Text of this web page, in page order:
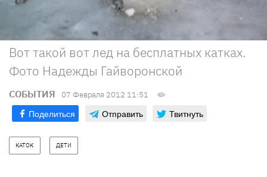
Вот такой вот лед на бесплатных катках.
Фото Надежды Гайворонской
СОБЫТИЯ 07 Февраля 2012 11:51
Поделиться Отправить Твитнуть
КАТОК ДЕТИ